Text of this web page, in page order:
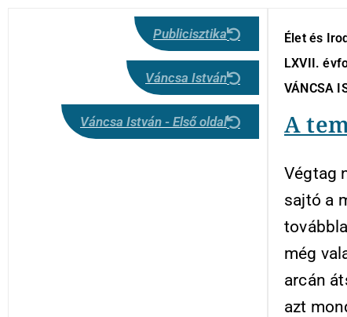
Publicisztika
Váncsa István
Váncsa István - Első oldal
Élet és
LXVII.
VÁNCSA
A
Végtag
sajtó a
még
arcán
azt